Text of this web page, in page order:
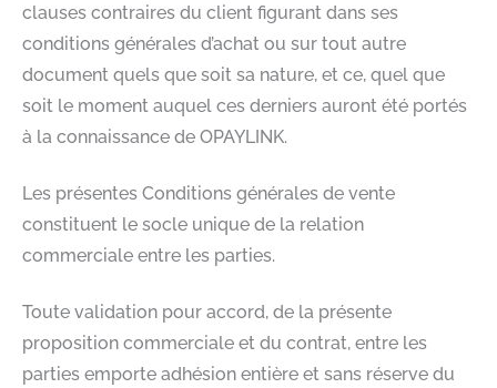
clauses contraires du client figurant dans ses
conditions générales d’achat ou sur tout autre
document quels que soit sa nature, et ce, quel que
soit le moment auquel ces derniers auront été portés
à la connaissance de OPAYLINK.​
Les présentes Conditions générales de vente
constituent le socle unique de la relation
commerciale entre les parties.​
Toute validation pour accord, de la présente
proposition commerciale et du contrat, entre les
parties emporte adhésion entière et sans réserve du